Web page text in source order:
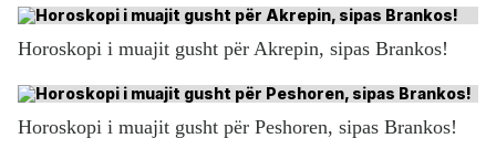
Horoskopi i muajit gusht për Akrepin, sipas Brankos!
Horoskopi i muajit gusht për Peshoren, sipas Brankos!